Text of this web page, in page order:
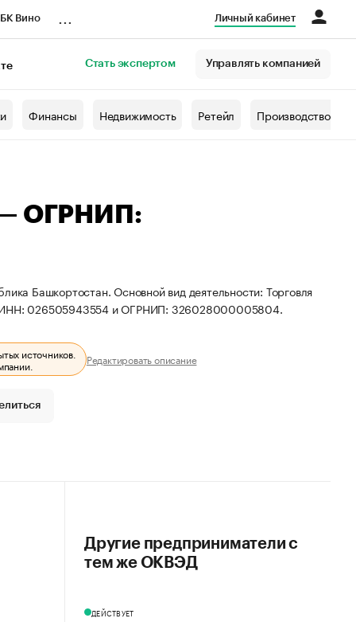
Вино Личный кабинет
Стать экспертом Управлять компанией
Финансы Недвижимость Ретейл Производство
— ОГРНИП:
Башкортостан. Основной вид деятельности: Торговля
ИНН: 026505943554 и ОГРНИП: 326028000005804.
источников. Редактировать описание
Другие предприниматели с
тем же ОКВЭД
ДЕЙСТВУЕТ